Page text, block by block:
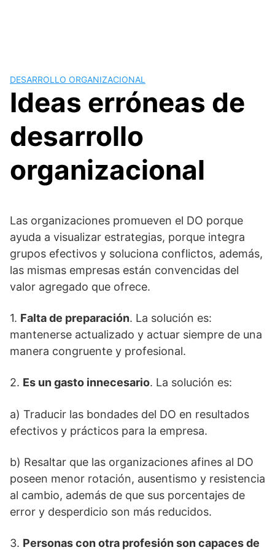
DESARROLLO ORGANIZACIONAL
Ideas erróneas de
desarrollo
organizacional
Las organizaciones promueven el DO porque
ayuda a visualizar estrategias, porque integra
grupos efectivos y soluciona conflictos, además,
las mismas empresas están convencidas del
valor agregado que ofrece.
1. Falta de preparación. La solución es:
mantenerse actualizado y actuar siempre de una
manera congruente y profesional.
2. Es un gasto innecesario. La solución es:
a) Traducir las bondades del DO en resultados
efectivos y prácticos para la empresa.
b) Resaltar que las organizaciones afines al DO
poseen menor rotación, ausentismo y resistencia
al cambio, además de que sus porcentajes de
error y desperdicio son más reducidos.
3. Personas con otra profesión son capaces de